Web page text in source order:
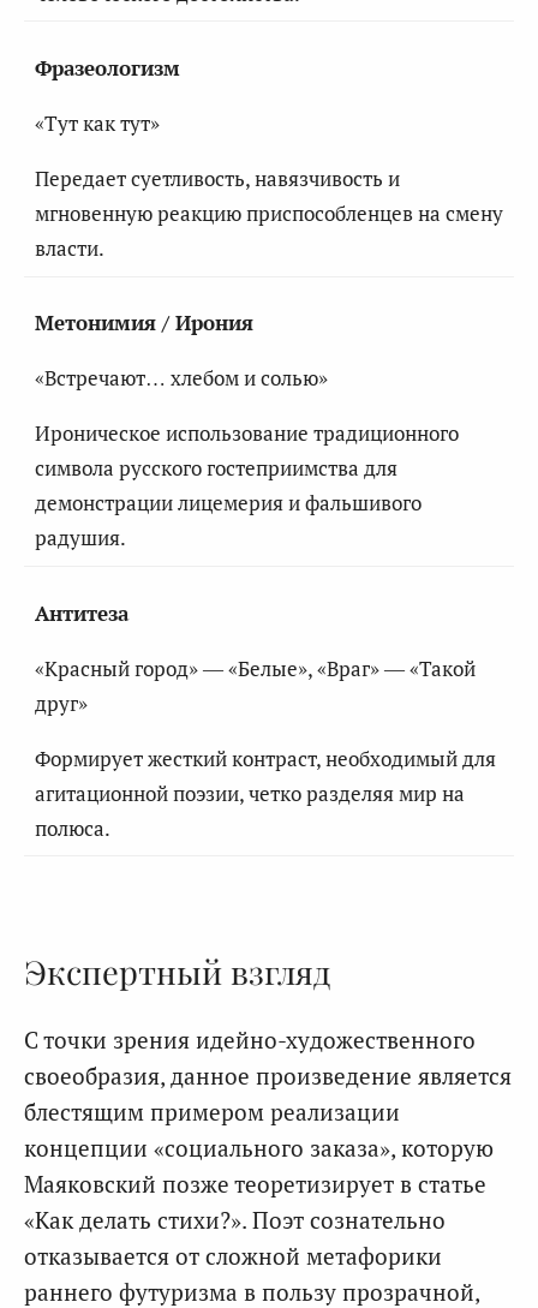
Фразеологизм
«Тут как тут»
Передает суетливость, навязчивость и
мгновенную реакцию приспособленцев на смену
власти.
Метонимия / Ирония
«Встречают… хлебом и солью»
Ироническое использование традиционного
символа русского гостеприимства для
демонстрации лицемерия и фальшивого
радушия.
Антитеза
«Красный город» — «Белые», «Враг» — «Такой
друг»
Формирует жесткий контраст, необходимый для
агитационной поэзии, четко разделяя мир на
полюса.
Экспертный взгляд
С точки зрения идейно-художественного
своеобразия, данное произведение является
блестящим примером реализации
концепции «социального заказа», которую
Маяковский позже теоретизирует в статье
«Как делать стихи?». Поэт сознательно
отказывается от сложной метафорики
раннего футуризма в пользу прозрачной,